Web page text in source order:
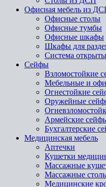
Офисная мебель из
Офисные столы
Офисные тумбы
Офисные шкафы
Шкафы для
Система
Сейфы
Взломостойкие
Мебельные и
Огнестойкие
Оружейные
Армейские
Бухгалтерские
Медицинская мебель
Аптечки
Кушетки
Массажные
Массажные
Медицинские